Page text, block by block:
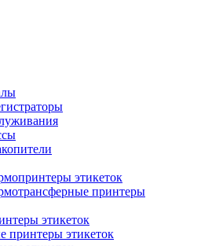
этикеток
принтеры
этикеток
этикеток